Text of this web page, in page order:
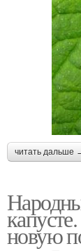
читать дальше
новую